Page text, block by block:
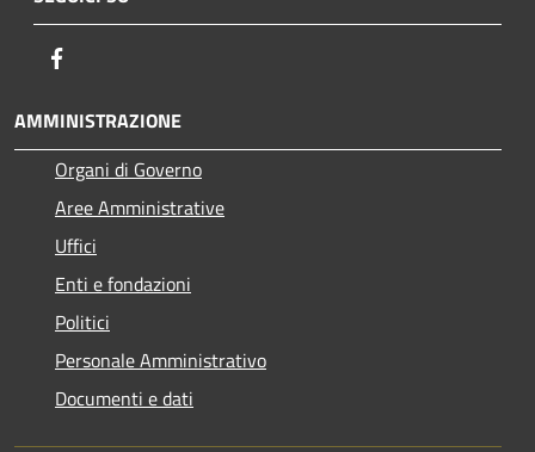
AMMINISTRAZIONE
Organi di Governo
Aree Amministrative
Uffici
Enti e fondazioni
Politici
Personale Amministrativo
Documenti e dati